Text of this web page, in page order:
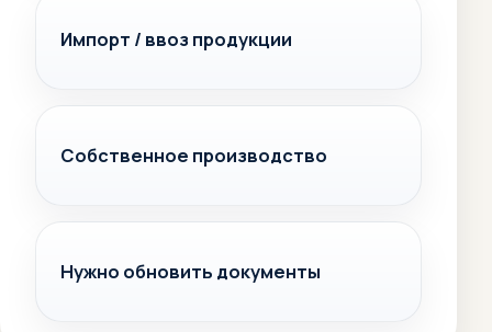
Импорт / ввоз продукции
Собственное производство
Нужно обновить документы